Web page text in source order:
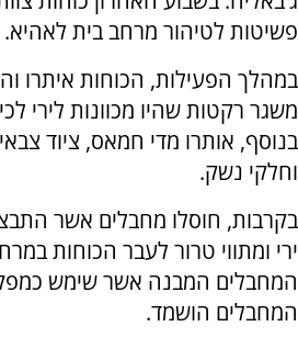
פשיטות לטיהור מרחב בית לאהיא.
במהלך הפעילות, הכוחות איתרו
משגר רקטות שהיו מכוונות לירי
בנוסף, אותרו מדי חמאס, ציוד
וחלקי נשק.
בקרבות, חוסלו מחבלים אשר
ירי ומתווי טרור לעבר הכוחות
המחבלים המבנה אשר שימש
המחבלים הושמד.